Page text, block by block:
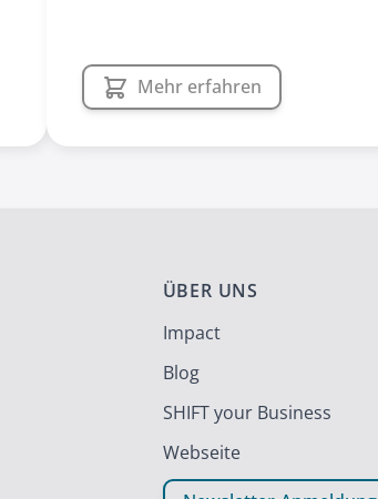
Mehr erfahren
ÜBER UNS
Impact
Blog
SHIFT your Business
Webseite